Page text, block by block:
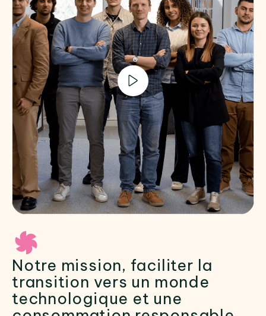
Notre mission, faciliter la
transition vers un monde
technologique et une